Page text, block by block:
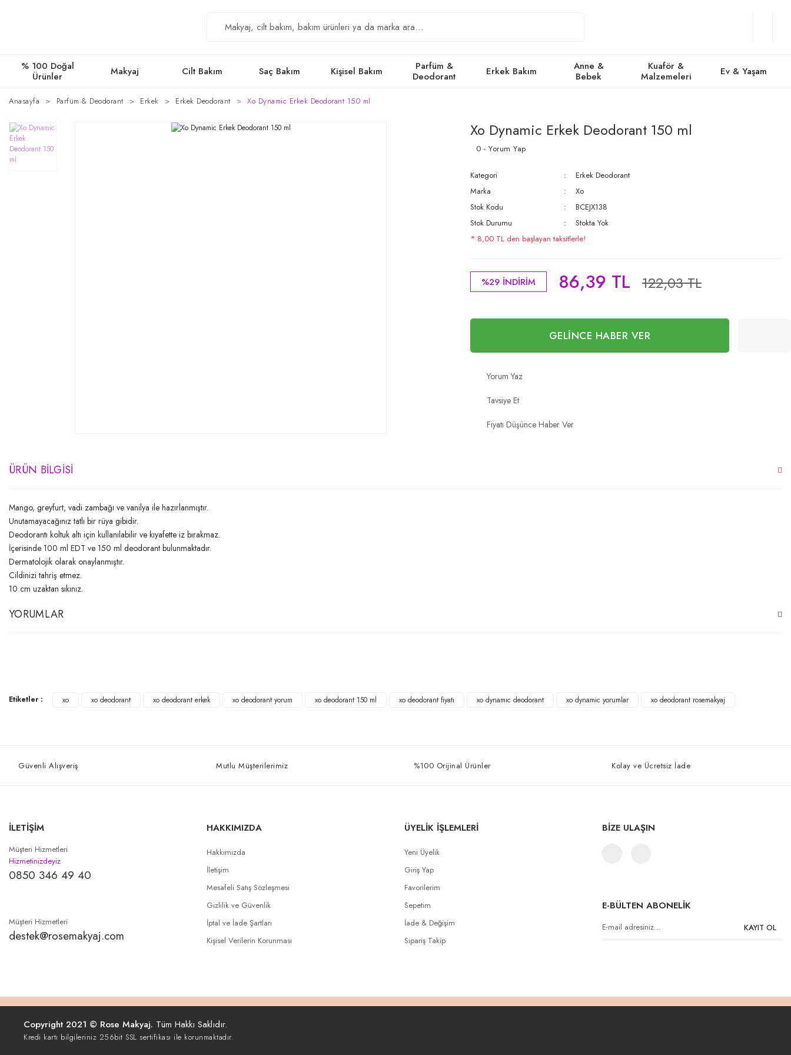
% 100 Doğal
Ürünler
Makyaj Cilt Bakım Saç Bakım Kişisel Bakım
Parfüm &
Deodorant
Erkek Bakım
Anne &
Bebek
Kuaför &
Malzemeleri
Ev & Yaşam
Anasayfa Parfüm & Deodorant Erkek Erkek Deodorant Xo Dynamic Erkek Deodorant 150 ml
Xo Dynamic Erkek Deodorant 150 ml
0 - Yorum Yap
Kategori
Erkek Deodorant
Marka
Xo
Stok Kodu
BCEJX138
Stok Durumu
Stokta Yok
* 8,00 TL den başlayan taksitlerle!
%29 İNDİRİM 86,39 TL 122,03 TL
GELİNCE HABER VER
Yorum Yaz
Tavsiye Et
Fiyatı Düşünce Haber Ver
ÜRÜN BILGISI
Mango, greyfurt, vadi zambağı ve vanilya ile hazırlanmıştır.
Unutamayacağınız tatlı bir rüya gibidir.
Deodorantı koltuk altı için kullanılabilir ve kıyafette iz bırakmaz.
İçerisinde 100 ml EDT ve 150 ml deodorant bulunmaktadır.
Dermatolojik olarak onaylanmıştır.
Cildinizi tahriş etmez.
10 cm uzaktan sıkınız.
YORUMLAR
Yorum Yaz
Etiketler : xo xo deodorant xo deodorant erkek xo deodorant yorum xo deodorant 150 ml xo deodorant fiyatı xo dynamıc deodorant xo dynamic yorumlar xo deodorant rosemakyaj
Güvenli Alışveriş Mutlu Müşterilerimiz %100 Orijinal Ürünler Kolay ve Ücretsiz İade
İLETİŞİM
Müşteri Hizmetleri
Hizmetinizdeyiz
0850 346 49 40
Müşteri Hizmetleri
destek@rosemakyaj.com
HAKKIMIZDA
Hakkımızda
İletişim
Mesafeli Satış Sözleşmesi
Gizlilik ve Güvenlik
İptal ve İade Şartları
Kişisel Verilerin Korunması
ÜYELİK İŞLEMLERİ
Yeni Üyelik
Giriş Yap
Favorilerim
Sepetim
İade & Değişim
Sipariş Takip
BİZE ULAŞIN
E-BÜLTEN ABONELİK
KAYIT OL
Copyright 2021 © Rose Makyaj. Tüm Hakkı Saklıdır.
Kredi kartı bilgileriniz 256bit SSL sertifikası ile korunmaktadır.